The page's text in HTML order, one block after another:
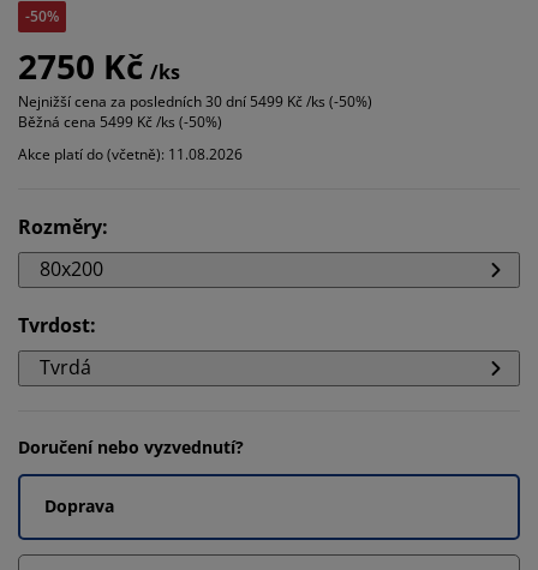
-50%
2750 Kč /ks
Nejnižší cena za posledních 30 dní 5499 Kč /ks (-50%)
Běžná cena 5499 Kč /ks (-50%)
Akce platí do (včetně): 11.08.2026
Rozměry:
80x200
Tvrdost:
Tvrdá
Doručení nebo vyzvednutí?
Doprava